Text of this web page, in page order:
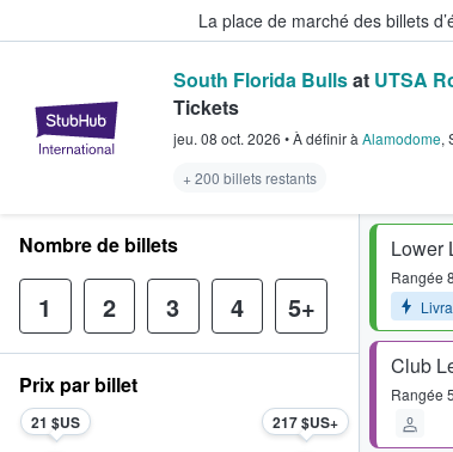
La place de marché des billets
StubHub - Où les fans
South Florida Bullsat UTSA
Tickets
jeu. 08 oct. 2026 •À définirà Alamodome,
+ 200 billets restants
Lower
Rangée 8
Club
Rangée 5
Nombre de billets
1 2 3 4 5+
Prix par billet
21 $US 217 $US